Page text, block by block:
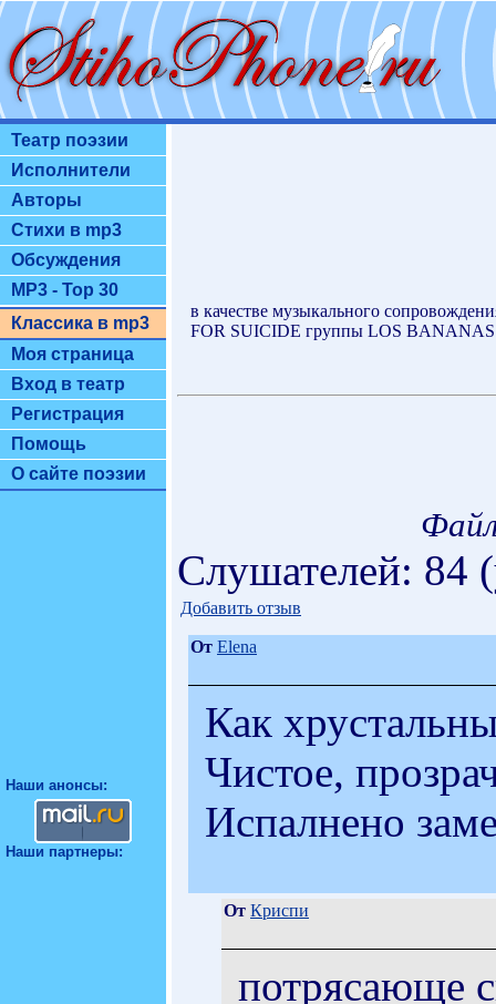
Театр поэзии
Исполнители
Авторы
Стихи в mp3
Обсуждения
MP3 - Top 30
Классика в mp3
Моя страница
Вход в театр
Регистрация
Помощь
О сайте поэзии
Наши анонсы:
Наши партнеры:
в качестве музыкального
FOR SUICIDE группы LOS BANANAS
Слушателей: 84
Добавить отзыв
От Elena
Как
Чистое,
Испалнено
От Криспи
потрясающе